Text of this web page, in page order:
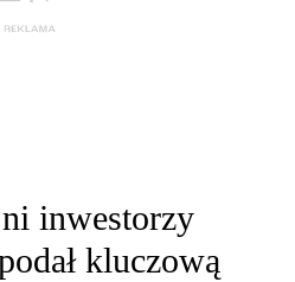
inwestorzy
kluczową